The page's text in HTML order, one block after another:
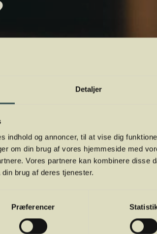
Detaljer
indhold og annoncer, til at vise dig
om din brug af vores hjemmeside med
Vores partnere kan kombinere disse
brug af deres tjenester.
Præferencer
Vi har samlet de vigtigste i
dig.